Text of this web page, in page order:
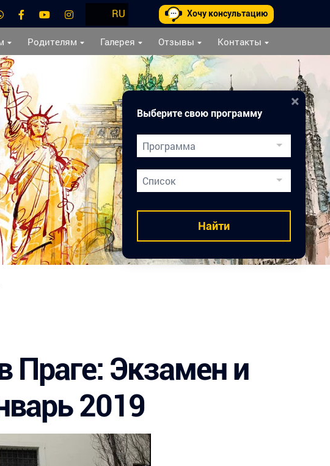
RU Хочу консультацию
Родителям Галерея Отзывы Контакты
×
Выберите свою программу
Программа
Двойной Диплом
Подготовка к вузам
Медицинское образование
Карьера врача
Каникулы в Праге
Список
Найти
Праге: Экзамен и
2019